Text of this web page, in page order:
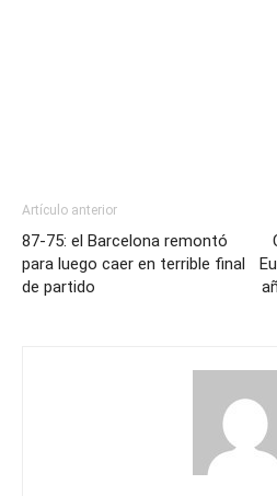
Artículo anterior
87-75: el Barcelona remontó
para luego caer en terrible final
de partido